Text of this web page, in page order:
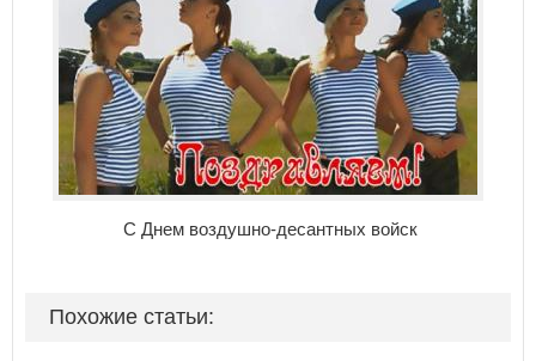
С Днем воздушно-десантных войск
Похожие статьи: